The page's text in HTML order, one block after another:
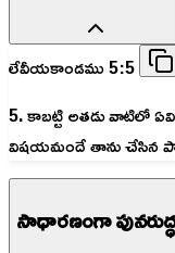
లేవీయకాండము 5:5
5. కాబట్టి అతడు వాటిలో
విషయమందే తాను చేసిన
సాధారణంగా